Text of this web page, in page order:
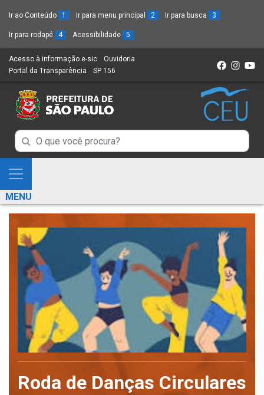
Ir ao Conteúdo 1 Ir para menu principal 2 Ir para busca 3
Ir para rodapé 4 Acessibilidade 5
Acesso à informação e-sic (Link
para
novo
sítio)
Ouvidoria
Portal da Transparência (Link
um
novo
SP 156
Campo
de
Busca
de
informações
Campo
de
de
informações
Mostra
e
Esconde
Menu
MENU
Roda de Danças Circulares